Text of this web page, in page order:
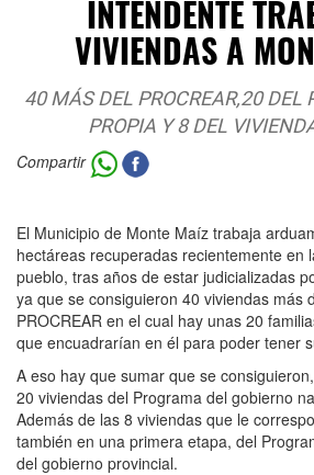
INTENDENTE
VIVIENDAS A
40 MÁS DEL PROCREAR,20 DEL
PROPIA Y 8 DEL
Compartir
El Municipio de Monte Maíz trabaja
hectáreas recuperadas recientemente en
pueblo, tras años de estar judicializadas
ya que se consiguieron 40 viviendas más
PROCREAR en el cual hay unas 20
que encuadrarían en él para poder tener
A eso hay que sumar que se
20 viviendas del Programa del gobierno
Además de las 8 viviendas que le
también en una primera etapa, del
del gobierno provincial.